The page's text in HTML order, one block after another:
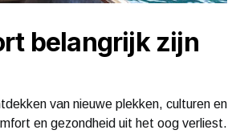
belangrijk zijn
van nieuwe plekken, culturen en
en gezondheid uit het oog verliest.